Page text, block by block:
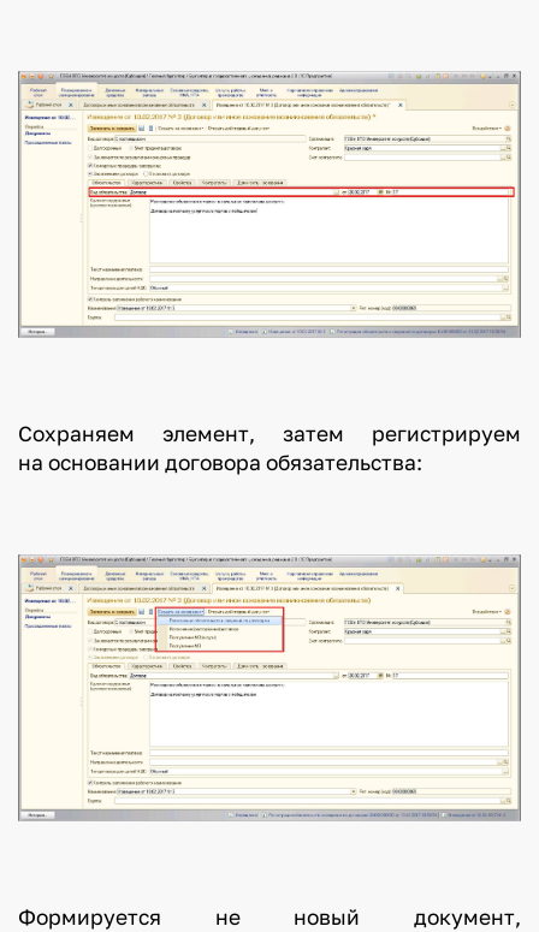
Сохраняем элемент, затем регистрируем
на основании договора обязательства:
Формируется не новый документ,